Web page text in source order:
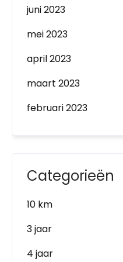
juni 2023
mei 2023
april 2023
maart 2023
februari 2023
Categorieën
10 km
3 jaar
4 jaar